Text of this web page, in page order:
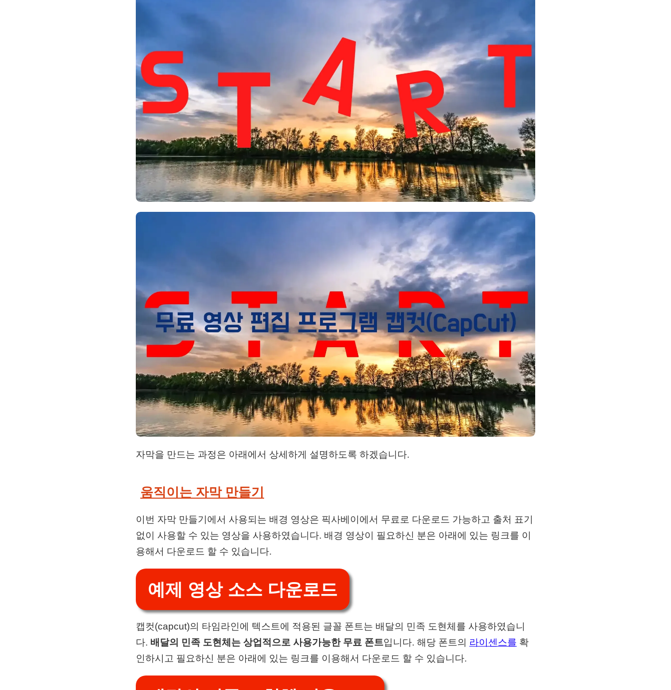
자막을 만드는 과정은 아래에서 상세하게 설명하도록 하겠습니다.
움직이는 자막 만들기
이번 자막 만들기에서 사용되는 배경 영상은 픽사베이에서 무료로 다운로드 가능하고 출처 표기
없이 사용할 수 있는 영상을 사용하였습니다. 배경 영상이 필요하신 분은 아래에 있는 링크를 이
용해서 다운로드 할 수 있습니다.
예제 영상 소스 다운로드
캡컷(capcut)의 타임라인에 텍스트에 적용된 글꼴 폰트는 배달의 민족 도현체를 사용하였습니
다. 배달의 민족 도현체는 상업적으로 사용가능한 무료 폰트입니다. 해당 폰트의 라이센스를 확
인하시고 필요하신 분은 아래에 있는 링크를 이용해서 다운로드 할 수 있습니다.